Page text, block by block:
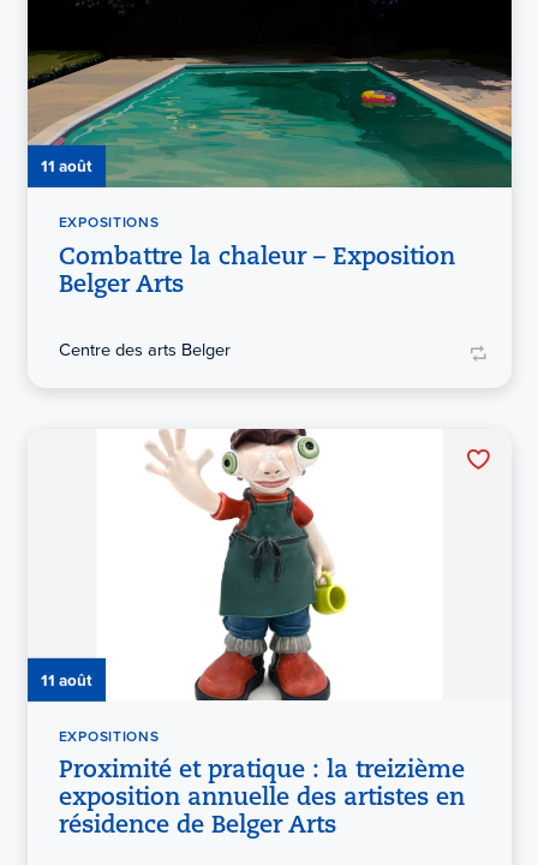
11 août
EXPOSITIONS
Combattre la chaleur – Exposition
Belger Arts
Centre des arts Belger
11 août
EXPOSITIONS
Proximité et pratique : la treizième
exposition annuelle des artistes en
résidence de Belger Arts